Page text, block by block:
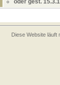
Diese Website läuft